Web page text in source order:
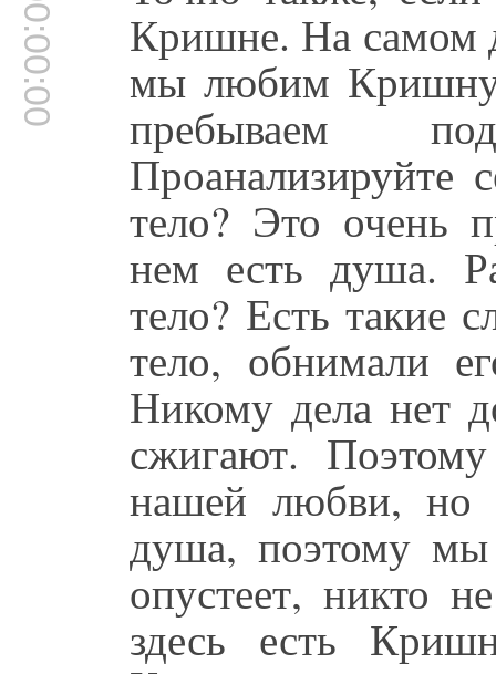
00:00:00 Кришне. На самом
мы любим
пребываем
тело? Это очень
нем есть душа.
тело? Есть такие
тело, обнимали
Никому дела нет
сжигают.
нашей любви, но
душа, поэтому
опустеет, никто
здесь есть